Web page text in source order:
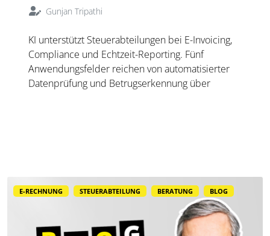
Gunjan Tripathi
KI unterstützt Steuerabteilungen bei E-Invoicing,
Compliance und Echtzeit-Reporting. Fünf
Anwendungsfelder reichen von automatisierter
Datenprüfung und Betrugserkennung über
E-RECHNUNG STEUERABTEILUNG BERATUNG BLOG